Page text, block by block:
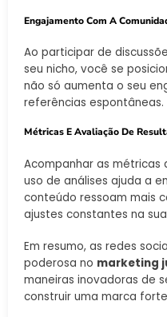
Engajamento Com A
Ao participar de
seu nicho, você se
não só aumenta o seu
referências espontâneas.
Métricas E Avaliação De
Acompanhar as métricas
uso de análises ajuda a
conteúdo ressoam mais
ajustes constantes na
Em resumo, as redes
poderosa no marketing
maneiras inovadoras de
construir uma marca